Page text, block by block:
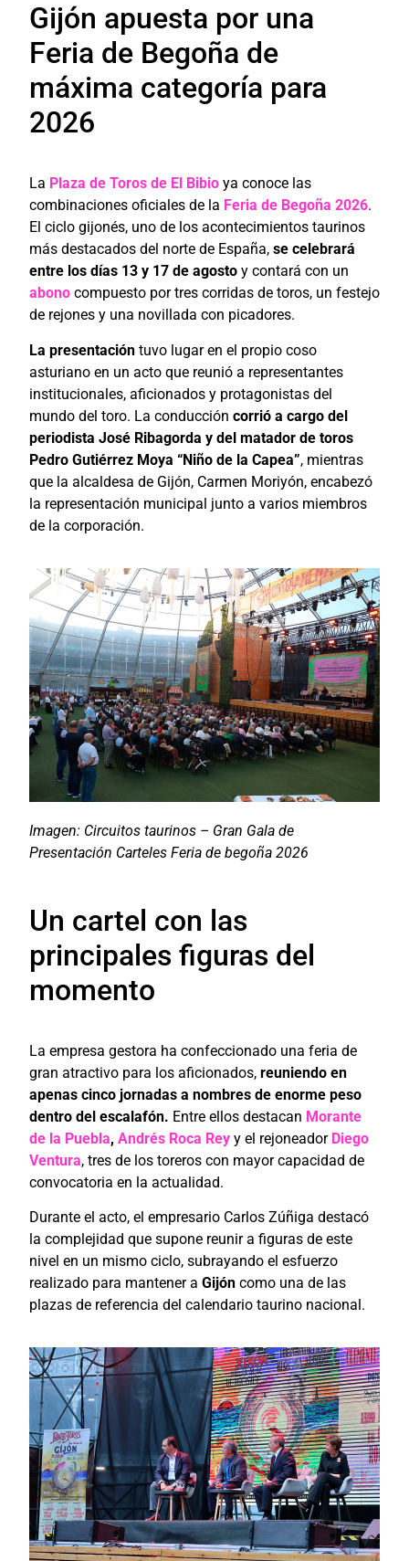
Gijón apuesta por una
Feria de Begoña de
máxima categoría para
2026
La Plaza de Toros de El Bibio ya conoce las
combinaciones oficiales de la Feria de Begoña 2026.
El ciclo gijonés, uno de los acontecimientos taurinos
más destacados del norte de España, se celebrará
entre los días 13 y 17 de agosto y contará con un
abono compuesto por tres corridas de toros, un festejo
de rejones y una novillada con picadores.
La presentación tuvo lugar en el propio coso
asturiano en un acto que reunió a representantes
institucionales, aficionados y protagonistas del
mundo del toro. La conducción corrió a cargo del
periodista José Ribagorda y del matador de toros
Pedro Gutiérrez Moya “Niño de la Capea”, mientras
que la alcaldesa de Gijón, Carmen Moriyón, encabezó
la representación municipal junto a varios miembros
de la corporación.
Imagen: Circuitos taurinos – Gran Gala de
Presentación Carteles Feria de begoña 2026
Un cartel con las
principales figuras del
momento
La empresa gestora ha confeccionado una feria de
gran atractivo para los aficionados, reuniendo en
apenas cinco jornadas a nombres de enorme peso
dentro del escalafón. Entre ellos destacan Morante
de la Puebla, Andrés Roca Rey y el rejoneadorDiego
Ventura, tres de los toreros con mayor capacidad de
convocatoria en la actualidad.
Durante el acto, el empresario Carlos Zúñiga destacó
la complejidad que supone reunir a figuras de este
nivel en un mismo ciclo, subrayando el esfuerzo
realizado para mantener a Gijón como una de las
plazas de referencia del calendario taurino nacional.